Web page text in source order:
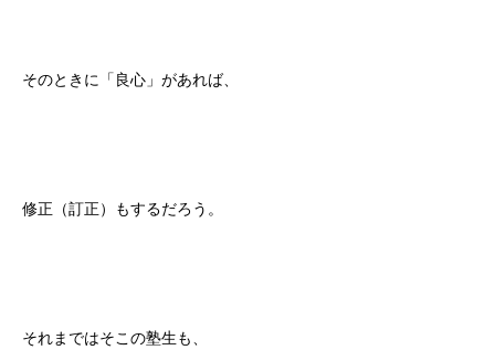
そのときに「良心」があれば、
修正（訂正）もするだろう。
それまではそこの塾生も、